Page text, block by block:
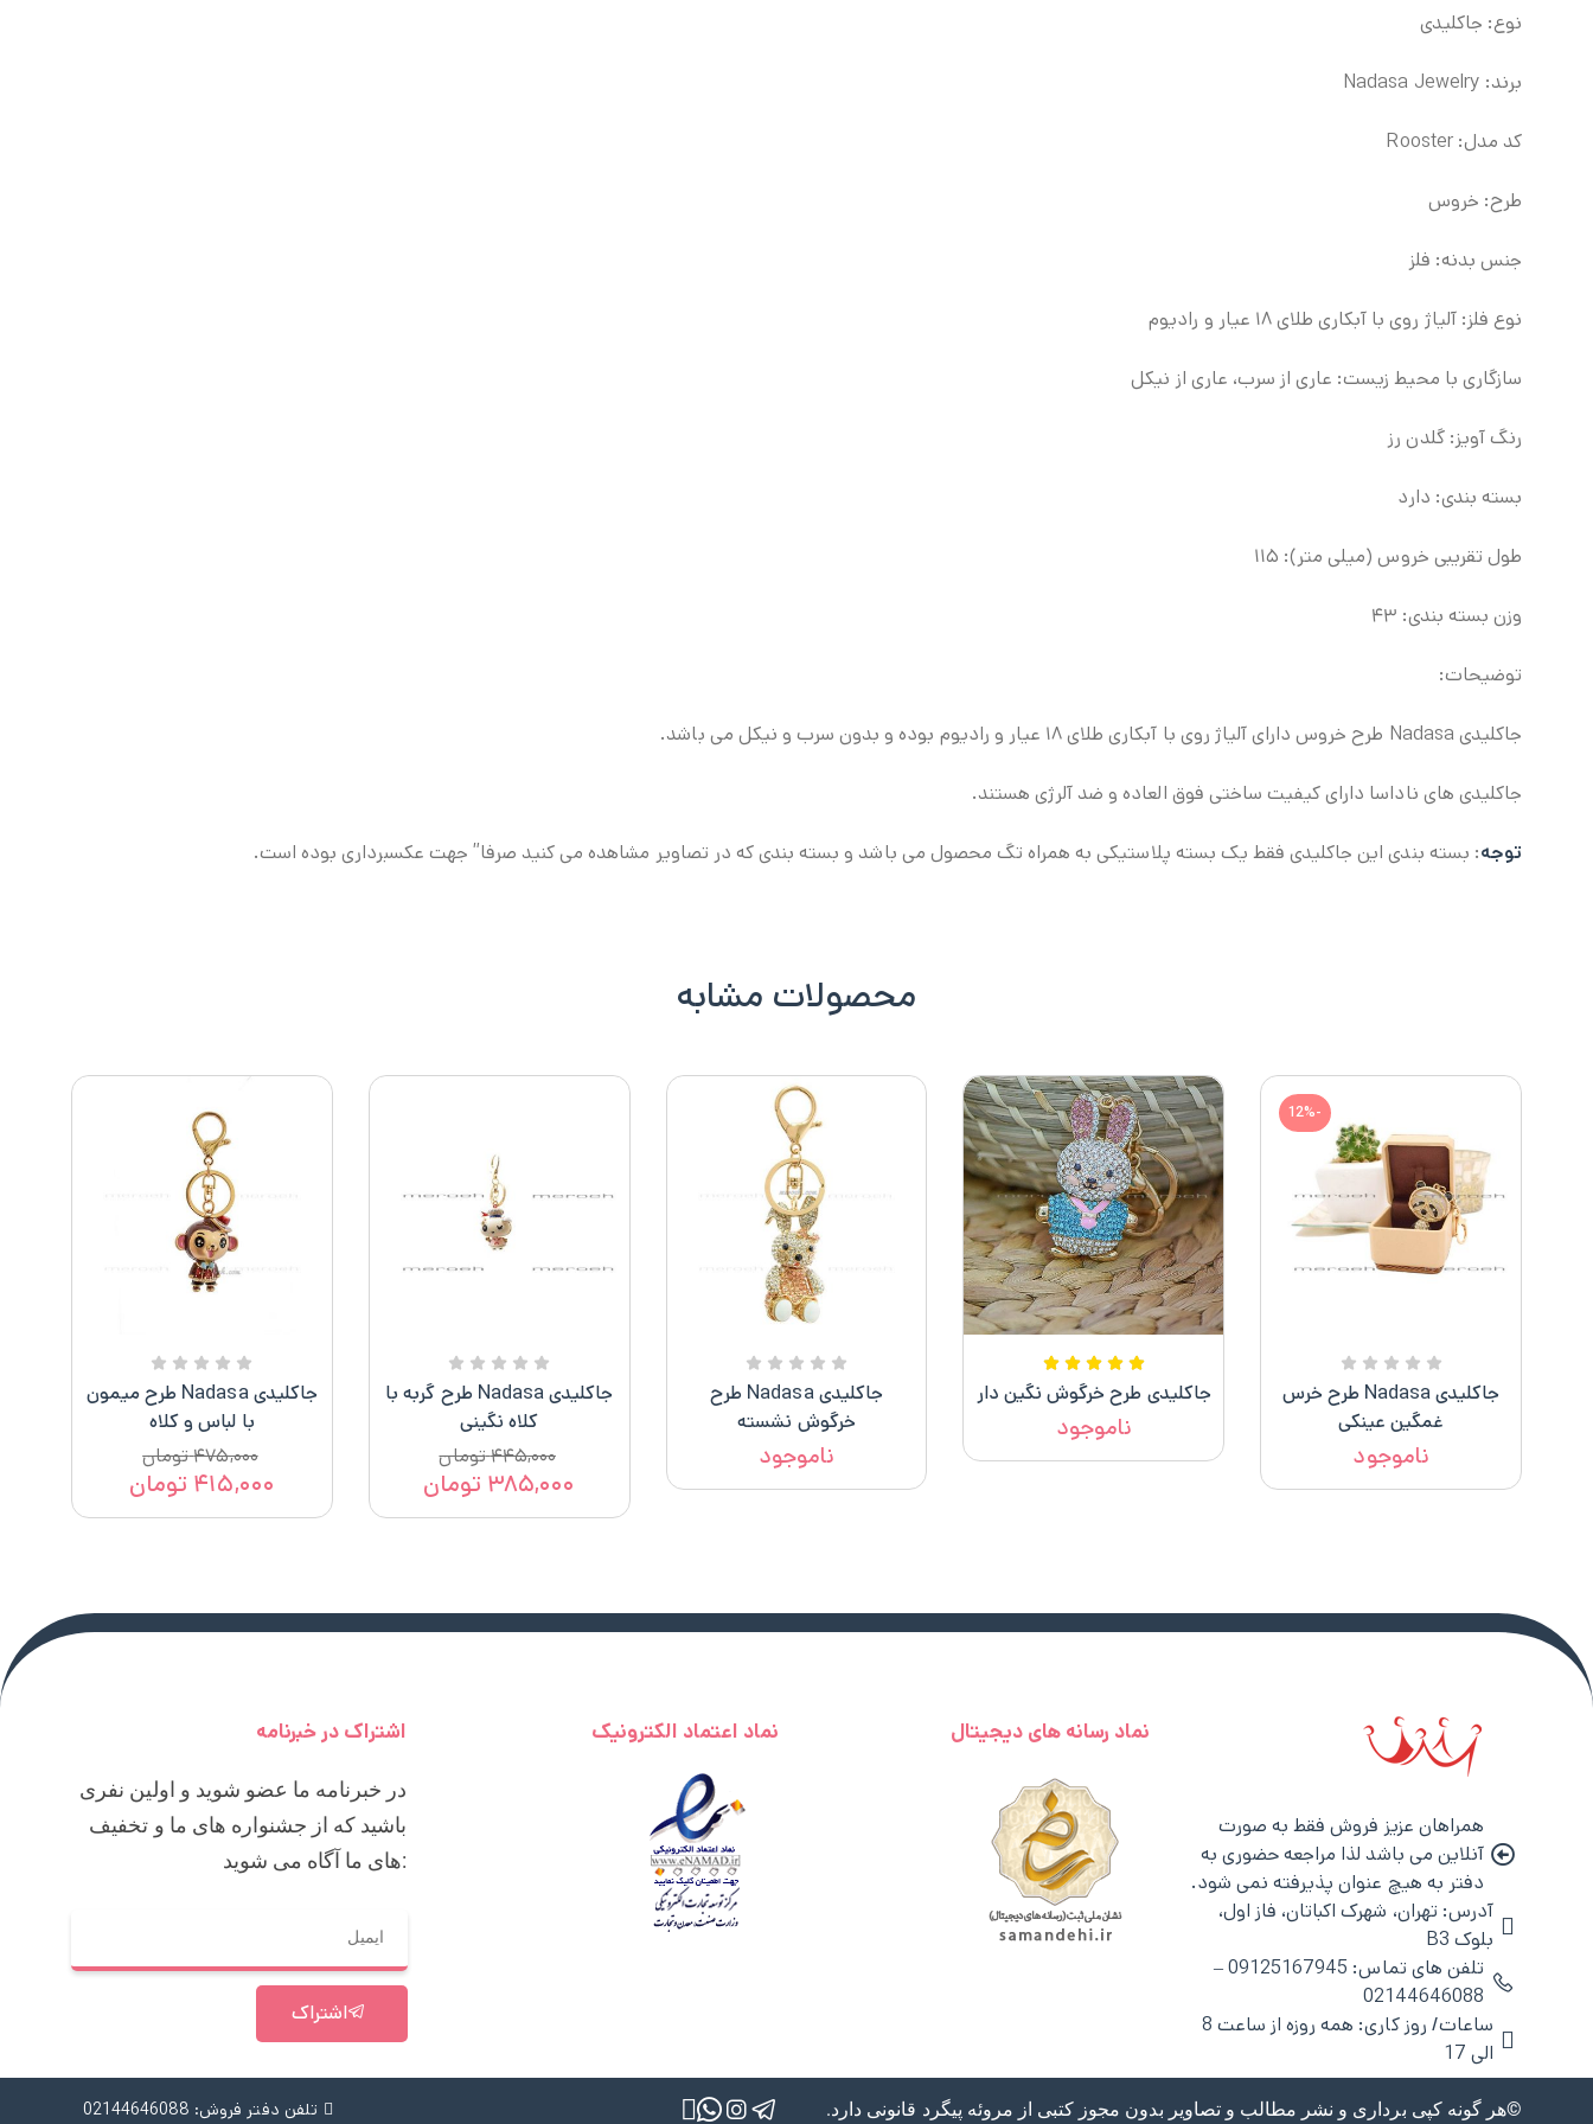
نوع: جاکلیدی
برند: Nadasa Jewelry
کد مدل: Rooster
طرح: خروس
جنس بدنه: فلز
نوع فلز: آلیاژ روی با آبکاری طلای ۱۸ عیار و رادیوم
سازگاری با محیط زیست: عاری از سرب، عاری از نیکل
رنگ آویز: گلدن رز
بسته بندی: دارد
طول تقریبی خروس (میلی متر): ۱۱۵
وزن بسته بندی: ۴۳
توضیحات:
جاکلیدی Nadasa طرح خروس دارای آلیاژ روی با آبکاری طلای ۱۸ عیار و رادیوم بوده و بدون سرب و نیکل می باشد.
جاکلیدی های ناداسا دارای کیفیت ساختی فوق العاده و ضد آلرژی هستند.
توجه: بسته بندی این جاکلیدی فقط یک بسته پلاستیکی به همراه تگ محصول می باشد و بسته بندی که در تصاویر مشاهده می کنید صرفا” جهت عکسبرداری بوده است.
محصولات مشابه
-12%
جاکلیدی Nadasa طرح خرس
غمگین عینکی
ناموجود
جاکلیدی طرح خرگوش نگین دار
ناموجود
جاکلیدی Nadasa طرح
خرگوش نشسته
ناموجود
جاکلیدی Nadasa طرح گربه با
کلاه نگینی
۴۴۵,۰۰۰تومان
۳۸۵,۰۰۰ تومان
جاکلیدی Nadasa طرح میمون
با لباس و کلاه
۴۷۵,۰۰۰تومان
۴۱۵,۰۰۰ تومان
همراهان عزیز فروش فقط به صورت
آنلاین می باشد لذا مراجعه حضوری به
دفتر به هیچ عنوان پذیرفته نمی شود.
آدرس: تهران، شهرک اکباتان، فاز اول،
بلوک B3
تلفن های تماس: 09125167945 –
02144646088
ساعات/ روز کاری: همه روزه از ساعت 8
الی 17
نماد رسانه های دیجیتال نماد اعتماد الکترونیک اشتراک در خبرنامه
در خبرنامه ما عضو شوید و اولین نفری
باشید که از جشنواره های ما و تخفیف
های ما آگاه می شوید:
اشتراک
©هر گونه کپی برداری و نشر مطالب و تصاویر بدون مجوز کتبی از مروئه پیگرد قانونی دارد. تلفن دفتر فروش: 02144646088